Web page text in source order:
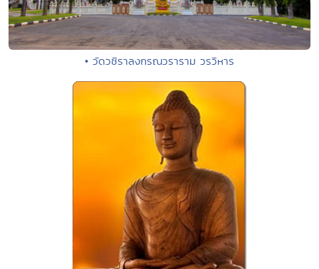
• วัดวชิราลงกรณวราราม วรวิหาร